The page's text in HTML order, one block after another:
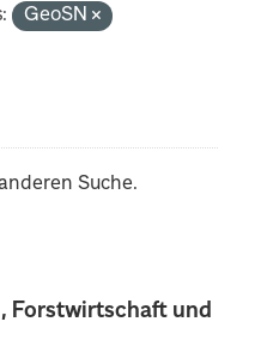
Forstwirtschaft und
GeoSN
Suche.